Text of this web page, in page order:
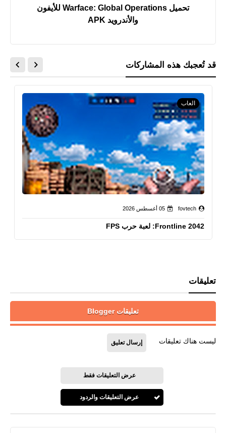
تحميل Warface: Global Operations للأيفون
والأندرويد APK
قد تُعجبك هذه المشاركات
العاب
fovtech 05 أغسطس 2026
Frontline 2042: لعبة حرب FPS
تعليقات
تعليقات Blogger
ليست هناك تعليقات إرسال تعليق
عرض التعليقات فقط
عرض التعليقات والردود